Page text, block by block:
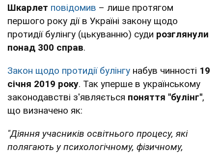
Шкарлет повідомив – лише протягом
першого року дії в Україні закону щодо
протидії булінгу (цькуванню) суди розглянули
понад 300 справ.
Закон щодо протидії булінгу набув чинності 19
січня 2019 року. Так уперше в українському
законодавстві з'являється поняття "булінг",
що визначено як:
"Діяння учасників освітнього процесу, які
полягають у психологічному, фізичному,